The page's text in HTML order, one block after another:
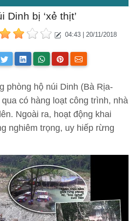
Dinh bị ‘xẻ thịt’
04:43 | 20/11/2018
phòng hộ núi Dinh (Bà Rịa-
có hàng loạt công trình, nhà
Ngoài ra, hoạt động khai
nghiêm trọng, uy hiếp rừng